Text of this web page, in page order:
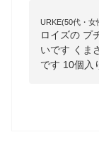
URKE(50代・女
ロイズの プ
いです くま
です 10個入